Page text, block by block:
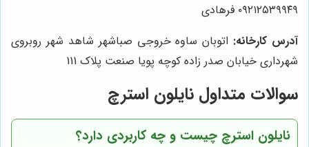
۰۹۲۱۲۵۳۹۹۴۹ فرهادی
آدرس کارخانه: اتوبان ساوه خروجی صباشهر شاهد شهر روبروی
شهرداری خیابان صدر زاده کوچه پویا صنعت پلاک 111
سوالات متداول نایلون استرچ
نایلون استرچ چیست و چه کاربردی دارد؟